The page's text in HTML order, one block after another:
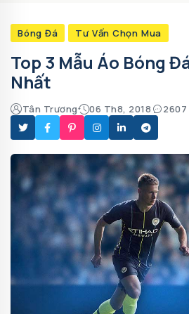
Bóng Đá Tư Vấn Chọn Mua
Top 3 Mẫu Áo Bóng
Nhất
Tân Trương 06 Th8, 2018